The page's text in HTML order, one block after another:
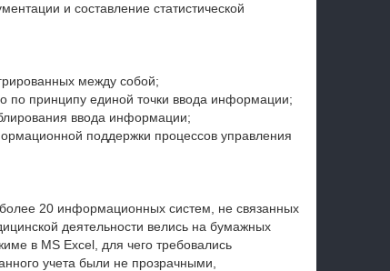
и составление статистической
между собой;
по принципу единой точки ввода информации;
ввода информации;
поддержки процессов управления
20 информационных систем, не связанных
деятельности велись на бумажных
в MS Excel, для чего требовались
учета были не прозрачными,